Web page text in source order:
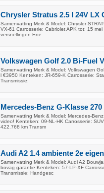
Chrysler Stratus 2.5 I 24V LX
Samenvatting Merk & Model: Chrysler
VX-61 Carrosserie: Cabriolet APK tot: 15
versnellingen Ene
Volkswagen Golf 2.0 Bi-Fuel
Samenvatting Merk & Model: Volkswagen
l €3950 Kenteken: JR-659-K Carrosserie:
Transmissie:
Mercedes-Benz G-Klasse
Samenvatting Merk & Model: Mercedes-
video! Kenteken: 09-NL-HK Carrosserie:
422.768 km Transm
Audi A2 1.4 ambiente 2e
Samenvatting Merk & Model: Audi A2
bovag garantie Kenteken: 57-LP-XF
Transmissie: Handgesc